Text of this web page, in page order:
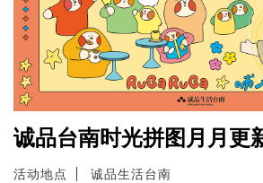
诚品台南时光拼图月月更
活动地点
诚品生活台南